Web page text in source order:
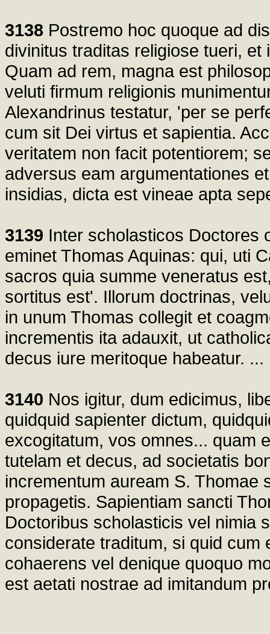
3138 Postremo hoc quoque ad
divinitus traditas religiose tueri,
Quam ad rem, magna est
veluti firmum religionis
Alexandrinus testatur, 'per se
cum sit Dei virtus et sapientia.
veritatem non facit potentiorem;
adversus eam argumentationes
insidias, dicta est vineae apta
3139 Inter scholasticos Doctores
eminet Thomas Aquinas: qui, uti
sacros quia summe veneratus
sortitus est'. Illorum doctrinas,
in unum Thomas collegit et
incrementis ita adauxit, ut
decus iure meritoque habeatur. ...
3140 Nos igitur, dum edicimus,
quidquid sapienter dictum,
excogitatum, vos omnes... quam
tutelam et decus, ad societatis
incrementum auream S. Thomae
propagetis. Sapientiam sancti
Doctoribus scholasticis vel nimia
considerate traditum, si quid
cohaerens vel denique quoquo
est aetati nostrae ad imitandum